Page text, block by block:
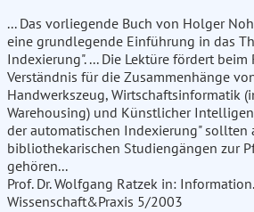
... Das vorliegende Buch von Holger
eine grundlegende Einführung in das
Indexierung". ... Die Lektüre fördert beim
Verständnis für die Zusammenhänge
Handwerkszeug, Wirtschaftsinformatik
Warehousing) und Künstlicher
der automatischen Indexierung" sollten
bibliothekarischen Studiengängen zur
gehören...
Prof. Dr. Wolfgang Ratzek in: Information.
Wissenschaft&Praxis 5/2003